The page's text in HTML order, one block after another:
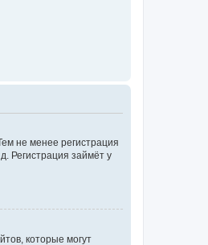
не менее регистрация
Регистрация займёт у
которые могут